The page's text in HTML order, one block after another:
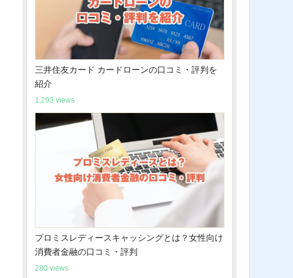
三井住友カード カードローンの口コミ・評判を
紹介
1,293 views
プロミスレディースキャッシングとは？女性向け
消費者金融の口コミ・評判
280 views